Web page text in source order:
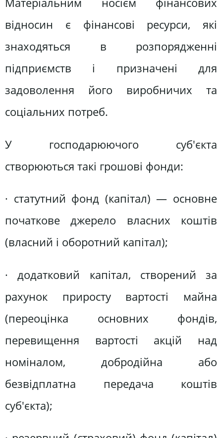
відносин є фінансові ресурси, які
знаходяться в розпорядженні
підприємств і призначені для
задоволення його виробничих та
соціальних потреб.
У господарюючого суб'єкта
створюються такі грошові фонди:
· статутний фонд (капітал) — основне
початкове джерело власних коштів
(власний і оборотний капітал);
· додатковий капітал, створений за
рахунок приросту вартості майна
(переоцінка основних фондів,
перевищення вартості акцій над
номіналом, добродійна або
безвідплатна передача коштів
суб'єкта);